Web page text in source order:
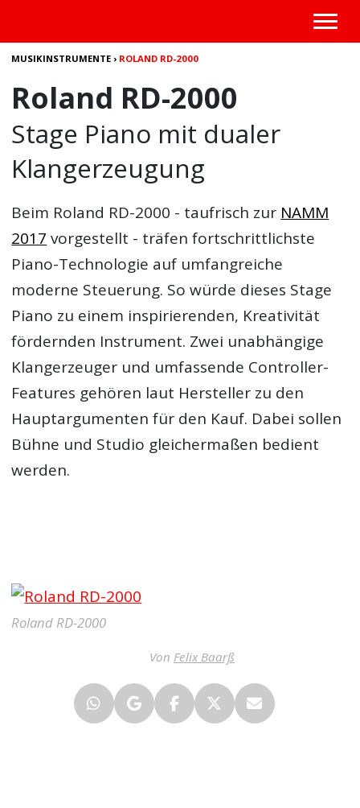
MUSIKINSTRUMENTE › ROLAND RD-2000
Roland RD-2000
Stage Piano mit dualer
Klangerzeugung
Beim Roland RD-2000 - taufrisch zur NAMM
2017 vorgestellt - träfen fortschrittlichste
Piano-Technologie auf umfangreiche
moderne Steuerung. So würde dieses Stage
Piano zu einem inspirierenden, Kreativität
fördernden Instrument. Zwei unabhängige
Klangerzeuger und umfassende Controller-
Features gehören laut Hersteller zu den
Hauptargumenten für den Kauf. Dabei sollen
Bühne und Studio gleichermaßen bedient
werden.
Roland RD-2000
Von Felix Baarß